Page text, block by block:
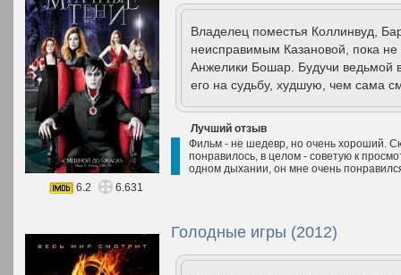
Владелец поместья Коллинвуд,
неисправимым Казановой, пока
Анжелики Бошар. Будучи ведьмой
его на судьбу, худшую, чем сама
Лучший отзыв
Фильм - не шедевр, но очень хороший.
понравилось, в целом - советую к
одном дыхании, он мне очень
6.2
6.631
Голодные игры (2012)